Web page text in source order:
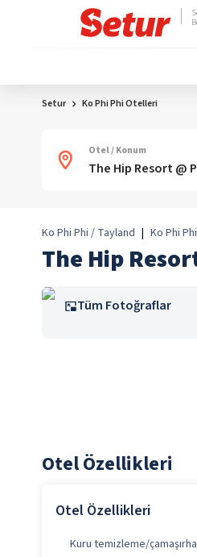
Setur Ko Phi Phi Otelleri
Otel / Konum
Ko Phi Phi / Tayland | Ko Phi Phi
The Hip
Tüm Fotoğraflar
Otel Özellikleri
Otel Özellikleri
Kuru temizleme/